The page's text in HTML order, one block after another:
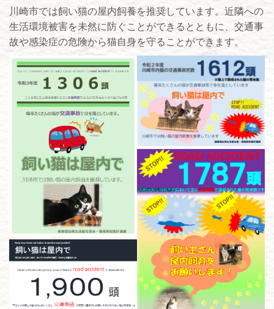
川崎市では飼い猫の屋内飼養を推奨しています。近隣への
生活環境被害を未然に防ぐことができるとともに、交通事
故や感染症の危険から猫自身を守ることができます。